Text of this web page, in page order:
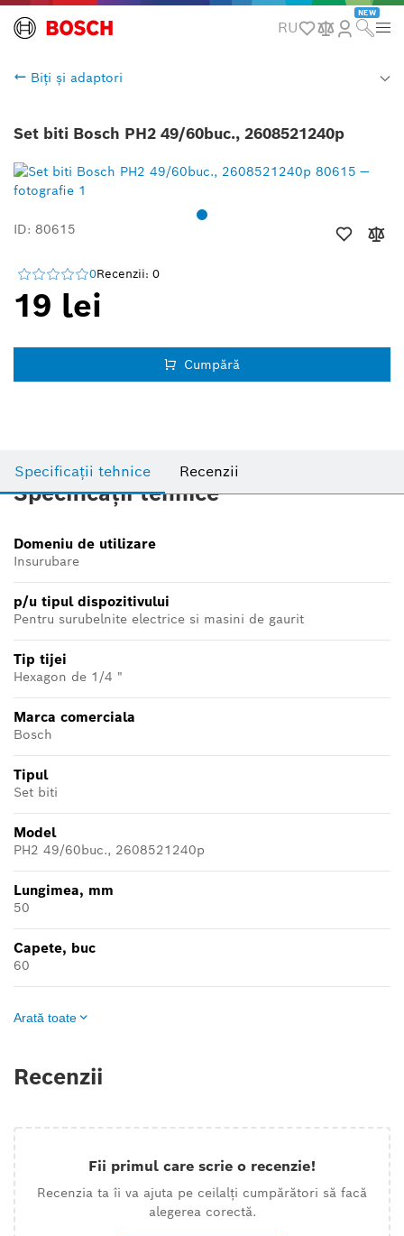
RU
NEW
Biți și adaptori
Set biti Bosch PH2 49/60buc., 2608521240p
ID: 80615
0Recenzii: 0
19 lei
Cumpără
Specificații tehnice Recenzii
Specificații tehnice
Domeniu de utilizare
Insurubare
p/u tipul dispozitivului
Pentru surubelnite electrice si masini de gaurit
Tip tijei
Hexagon de 1/4 "
Marca comerciala
Bosch
Tipul
Set biti
Model
PH2 49/60buc., 2608521240p
Lungimea, mm
50
Capete, buc
60
Arată toate
Recenzii
Fii primul care scrie o recenzie!
Recenzia ta îi va ajuta pe ceilalți cumpărători să facă
alegerea corectă.